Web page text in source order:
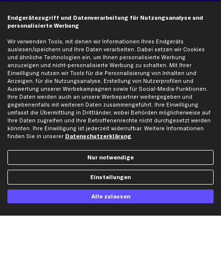
Rechnung Kreditkarte
Vorkasse
Versand
Artikel, Teile, Original und Bestell-Nr. dienen nur zu Vergleichszwecken und sind
Markennamen erfolgt nur zu Zwecken der Zuordnung unserer Artikel. Die Angaben
von diesen in Rechnungen an Fahrzeugbesitzer sind nicht statthaft. Die Ware bleibt
bis zur Bezahlung unser Eigentum.
Die hier dargestellten Daten, insbesondere die gesamte Datenbank, dürfen nicht
vervielfältigt werden. Die Vervielfältigung und Verbreitung der Daten und der
Datenbank ohne vorherige Einwilligung von TecAlliance und/oder die Einbeziehung
Dritter in solche Aktivitäten ist streng verboten. Jegliche unautorisierte Nutzung von
Endgerätezugriff und Datenverarbeitung für Nutzungsanalyse und
personalisierte Werbung
Wir verwenden Tools, mit denen wir Informationen Ihres Endgeräts
auslesen/speichern und Ihre Daten verarbeiten. Dabei setzen wir Cookies
und ähnliche Technologien ein, um Ihnen personalisierte Werbung
anzuzeigen und nicht-personalisierte Werbung zu schalten. Mit Ihrer
Einwilligung nutzen wir Tools für die Personalisierung von Inhalten und
Anzeigen, für die Nutzungsanalyse, Erstellung von Nutzerprofilen und
Auswertung unserer Werbekampagnen sowie für Social-Media-Funktionen.
Ihre Daten werden auch an unsere Werbepartner weitergegeben und
gegebenenfalls mit weiteren Daten zusammengeführt. Ihre Einwilligung
umfasst die Übermittlung in Drittländer, wobei Behörden möglicherweise auf
Ihre Daten zugreifen und Ihre Betroffenenrechte nicht durchgesetzt werden
könnten. Ihre Einwilligung ist jederzeit widerrufbar. Weitere Informationen
finden Sie in unserer Datenschutzerklärung.
Nur notwendige
Einstellungen
Alle zulassen